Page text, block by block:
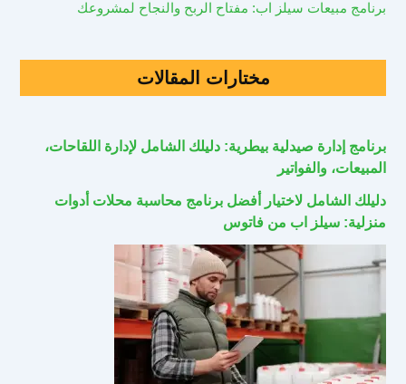
برنامج مبيعات سيلز اب: مفتاح الربح والنجاح لمشروعك
مختارات المقالات
برنامج إدارة صيدلية بيطرية: دليلك الشامل لإدارة اللقاحات،
المبيعات، والفواتير
دليلك الشامل لاختيار أفضل برنامج محاسبة محلات أدوات
منزلية: سيلز اب من فاتوس